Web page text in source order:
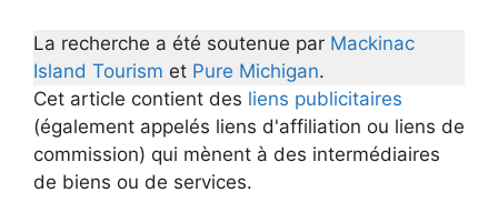
La recherche a été soutenue par Mackinac
Island Tourism et Pure Michigan.
Cet article contient des liens publicitaires
(également appelés liens d'affiliation ou liens de
commission) qui mènent à des intermédiaires
de biens ou de services.